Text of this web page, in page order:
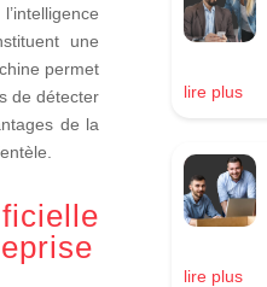
une
permet
de détecter
de la
lire plus
lire plus